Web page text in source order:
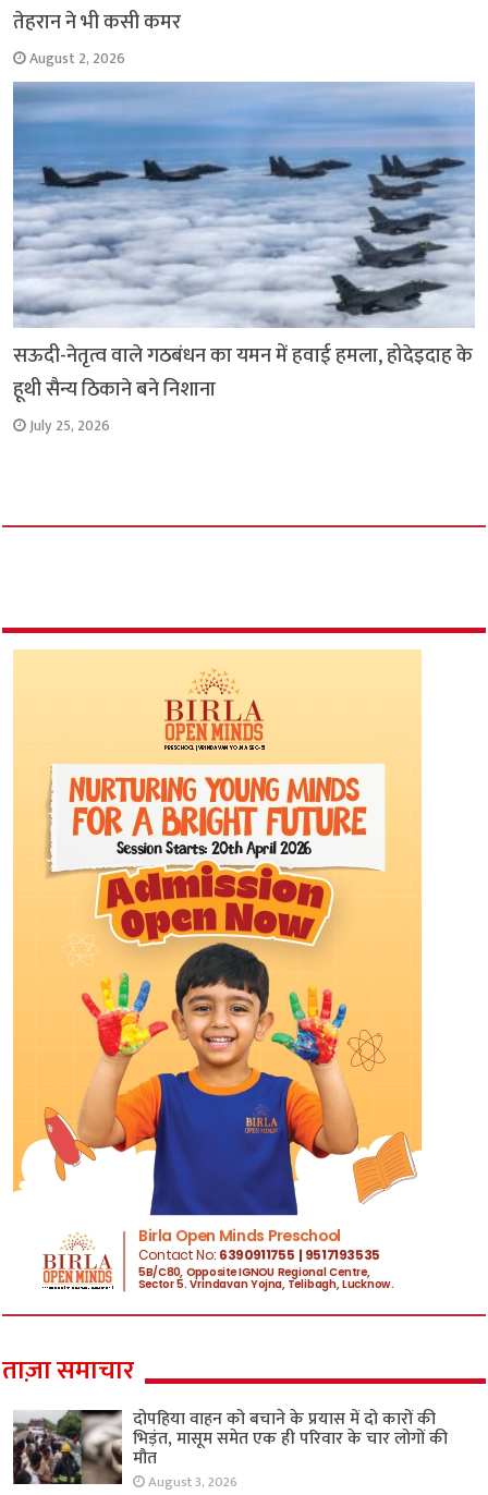
तेहरान ने भी कसी कमर
August 2, 2026
सऊदी-नेतृत्व वाले गठबंधन का यमन में हवाई हमला, होदेइदाह के
हूथी सैन्य ठिकाने बने निशाना
July 25, 2026
ताज़ा समाचार
दोपहिया वाहन को बचाने के प्रयास में दो कारों की
भिड़ंत, मासूम समेत एक ही परिवार के चार लोगों की
मौत
August 3, 2026